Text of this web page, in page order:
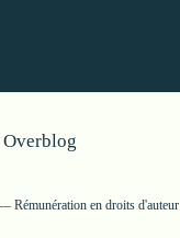
Overblog
Rémunération en droits d'auteur